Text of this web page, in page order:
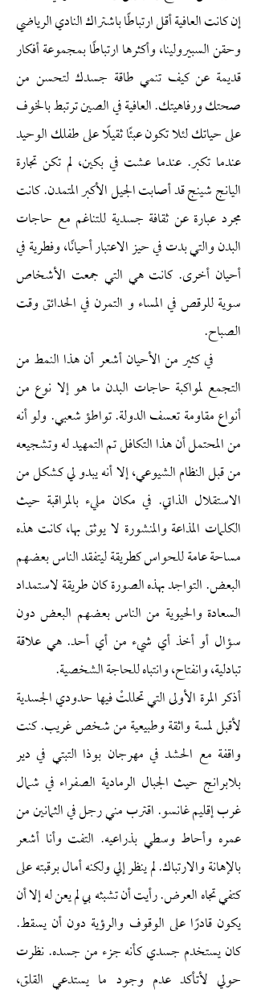
إن كانت العافية أقل ارتباطًا باشتراك النادي الرياضي
وحقن السبيرولينا، وأكثرها ارتباطًا بمجموعة أفكار
قديمة عن كيف تنمي طاقة جسدك لتحسن من
صحتك ورفاهيتك. العافية في الصين ترتبط بالخوف
على حياتك لئلا تكون عبئًا ثقيلًا على طفلك الوحيد
عندما تكبر. عندما عشت في بكين، لم تكن تجارة
اليانج شينج قد أصابت الجيل الأكبر المتمدن. كانت
مجرد عبارة عن ثقافة جسدية للتناغم مع حاجات
البدن والتي بدت في حيز الاعتبار أحيانًا، وفطرية في
أحيان أخرى. كانت هي التي جمعت الأشخاص
سوية للرقص في المساء و التمرن في الحدائق وقت
الصباح.
في كثير من الأحيان أشعر أن هذا النمط من
التجمع لمواكبة حاجات البدن ما هو إلا نوع من
أنواع مقاومة تعسف الدولة. تواطؤ شعبي. ولو أنه
من المحتمل أن هذا التكافل تم التمهيد له وتشجيعه
من قبل النظام الشيوعي، إلا أنه يبدو لي كشكل من
الاستقلال الذاتي. في مكان مليء بالمراقبة حيث
الكلمات المذاعة والمنشورة لا يوثق بها، كانت هذه
مساحة عامة للحواس كطريقة ليتفقد الناس بعضهم
البعض. التواجد بهذه الصورة كان طريقة لاستمداد
السعادة والحيوية من الناس بعضهم البعض دون
سؤال أو أخذ أي شيء من أي أحد. هي علاقة
تبادلية، وانفتاح، وانتباه للحاجة الشخصية.
أذكر المرة الأولى التي تحللتْ فيها حدودي الجسدية
لأقبل لمسة واثقة وطبيعية من شخص غريب. كنت
واقفة مع الحشد في مهرجان بوذا التبتي في دير
بلابرانج حيث الجبال الرمادية الصفراء في شمال
غرب إقليم غانسو. اقترب مني رجل في الثمانين من
عمره وأحاط وسطي بذراعيه. التفت وأنا أشعر
بالإهانة والارتباك. لم ينظر إلي ولكنه أمال برقبته على
كتفي تجاه العرض. رأيت أن تشبثه بي لم يعن له إلا أن
يكون قادرًا على الوقوف والرؤية دون أن يسقط.
كان يستخدم جسدي كأنه جزء من جسده. نظرت
حولي لأتأكد عدم وجود ما يستدعي القلق،